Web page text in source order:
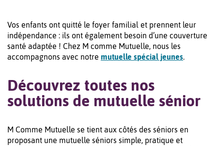
Vos enfants ont quitté le foyer familial et prennent leur
indépendance : ils ont également besoin d’une couverture
santé adaptée ! Chez M comme Mutuelle, nous les
accompagnons avec notre mutuelle spécial jeunes.
Découvrez toutes nos
solutions de mutuelle sénior
M Comme Mutuelle se tient aux côtés des séniors en
proposant une mutuelle séniors simple, pratique et